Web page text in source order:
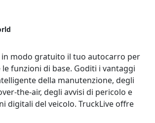
in modo gratuito il tuo autocarro per
funzioni di base. Goditi i vantaggi
della manutenzione, degli
the-air, degli avvisi di pericolo e
digitali del veicolo. TruckLive offre